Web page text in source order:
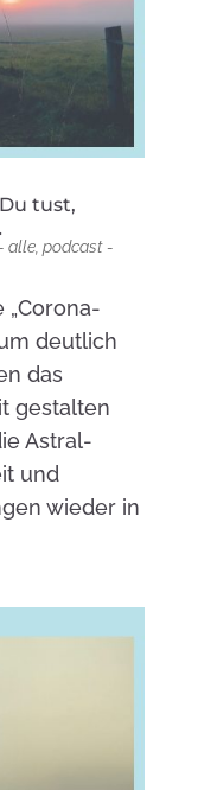
tust,
alle, podcast -
deutlich
das
gestalten
Astral-
und
wieder in